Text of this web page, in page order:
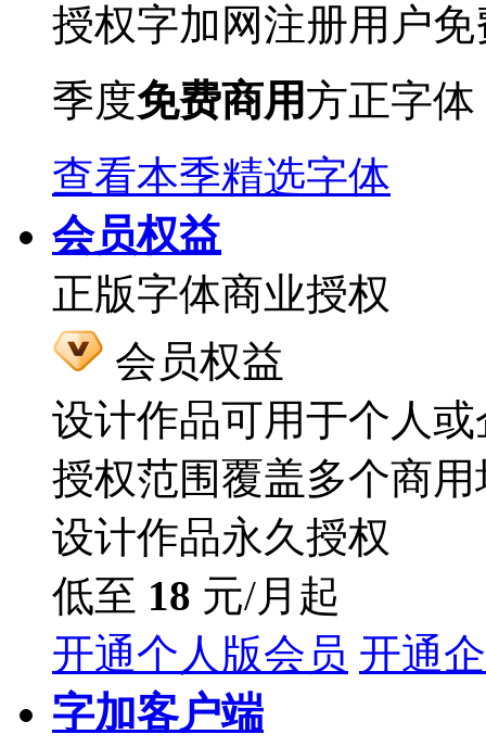
授权字加网注册用户
季度免费商用方正字体
查看本季精选字体
会员权益
正版字体商业授权
会员权益
设计作品可用于个人
授权范围覆盖多个商用
设计作品永久授权
低至 18 元/月起
开通个人版会员 开通
字加客户端